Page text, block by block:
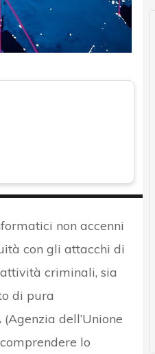
non accenni
con gli attacchi di
criminali, sia
di pura
dell’Unione
lo